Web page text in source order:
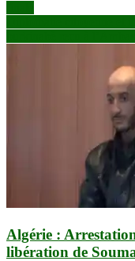
de
l’article
Algérie :
libération de